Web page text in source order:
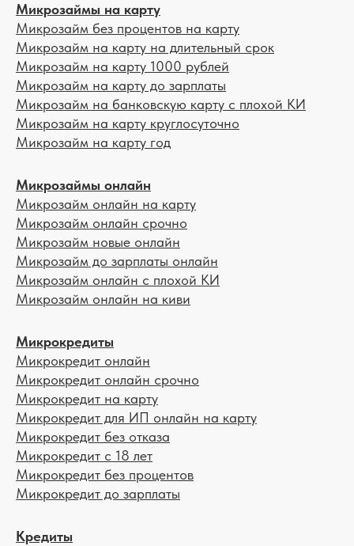
Микрозаймы на карту
Микрозайм без процентов на карту
Микрозайм на карту на длительный срок
Микрозайм на карту 1000 рублей
Микрозайм на карту до зарплаты
Микрозайм на банковскую карту с плохой КИ
Микрозайм на карту круглосуточно
Микрозайм на карту год
Микрозаймы онлайн
Микрозайм онлайн на карту
Микрозайм онлайн срочно
Микрозайм новые онлайн
Микрозайм до зарплаты онлайн
Микрозайм онлайн с плохой КИ
Микрозайм онлайн на киви
Микрокредиты
Микрокредит онлайн
Микрокредит онлайн срочно
Микрокредит на карту
Микрокредит для ИП онлайн на карту
Микрокредит без отказа
Микрокредит с 18 лет
Микрокредит без процентов
Микрокредит до зарплаты
Кредиты